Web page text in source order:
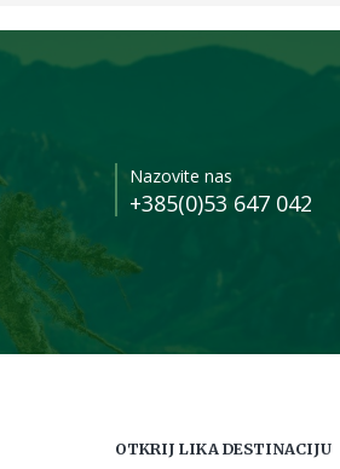
Nazovite nas
+385(0)53 647 042
OTKRIJ LIKA DESTINACIJU